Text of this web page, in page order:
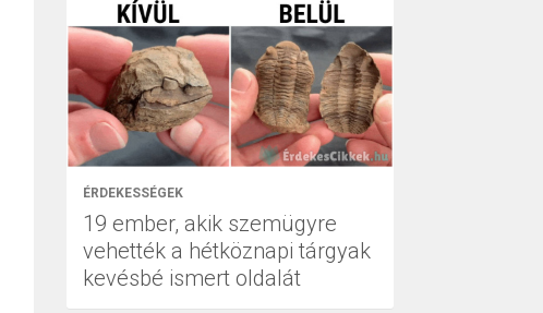
ÉRDEKESSÉGEK
19 ember, akik szemügyre
vehették a hétköznapi tárgyak
kevésbé ismert oldalát